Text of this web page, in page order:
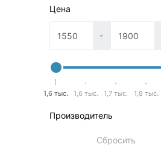
Цена
-
1,6 тыс. 1,6 тыс. 1,7 тыс. 1,8 тыс.
Производитель
Сбросить